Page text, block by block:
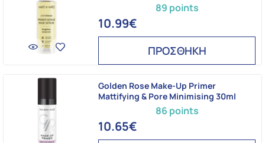
89 points
10.99€
ΠΡΟΣΘΗΚΗ
86 points
Golden Rose Make-Up Primer
Mattifying & Pore Minimising 30ml
10.65€